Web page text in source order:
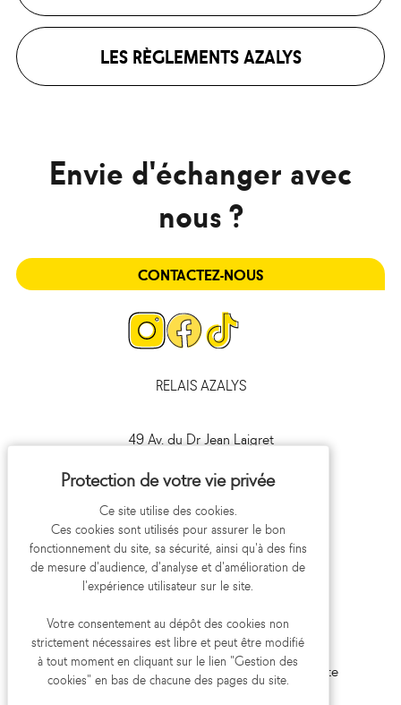
LES RÈGLEMENTS AZALYS
Envie d'échanger avec
nous ?
CONTACTEZ-NOUS
Page
Instagram
Page
Facebook
RELAIS AZALYS
49 Av. du Dr Jean Laigret
09 693 693 41
Mentions légales
Politique de confidentialité
Gestion des cookies
Aide et accessibilité
Plan du site
Ce site utilise des cookies.
Ces cookies sont utilisés pour assurer le bon
fonctionnement du site, sa sécurité, ainsi qu'à des fins
de mesure d'audience, d'analyse et d'amélioration de
l'expérience utilisateur sur le site.
Votre consentement au dépôt des cookies non
strictement nécessaires est libre et peut être modifié
à tout moment en cliquant sur le lien "Gestion des
cookies" en bas de chacune des pages du site.